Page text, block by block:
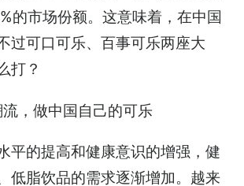
的市场份额。这意味着，在中国
过可口可乐、百事可乐两座大
打？
，做中国自己的可乐
平的提高和健康意识的增强，健
低脂饮品的需求逐渐增加。越来